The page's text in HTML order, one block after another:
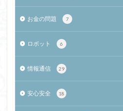
お金の問題 7
ロボット 6
情報通信 29
安心安全 18